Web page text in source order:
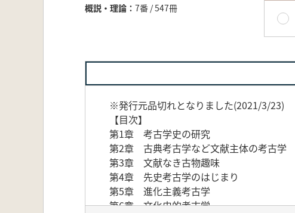
概説・理論
7番 / 547冊
※発行元品切れとなりました(2021/3/23)
【目次】
第1章 考古学史の研究
第2章 古典考古学など文献主体の考古学
第3章 文献なき古物趣味
第4章 先史考古学のはじまり
第5章 進化主義考古学
第6章 文化史的考古学